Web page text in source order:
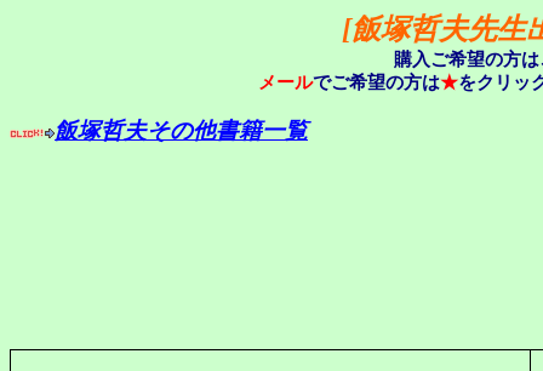
[飯塚哲夫先生
購入ご希望の方
メールでご希望の方は★をクリッ
飯塚哲夫その他書籍一覧